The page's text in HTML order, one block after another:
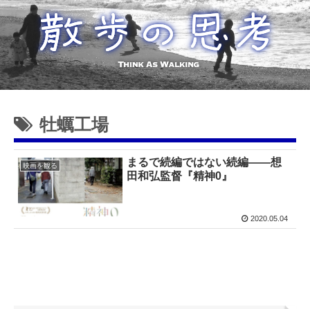
牡蠣工場
映画を観る
まるで続編ではない続編——想
田和弘監督『精神0』
2020.05.04